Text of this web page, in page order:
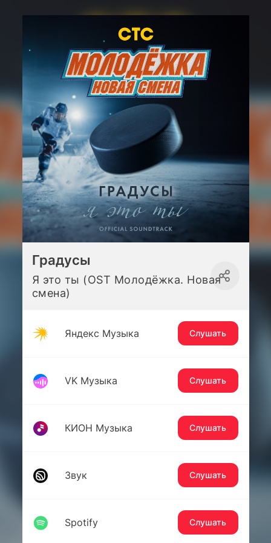
Градусы
Я это ты (OST Молодёжка. Новая
смена)
Яндекс Музыка Слушать
VK Музыка Слушать
КИОН Музыка Слушать
Звук Слушать
Spotify Слушать